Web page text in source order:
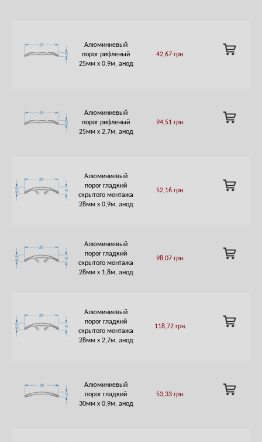
Алюминиевый
порог рифленый
25мм х 0,9м, анод
42,67 грн.
ADD
TO
Алюминиевый
порог рифленый
25мм х 2,7м, анод
94,51 грн.
ADD
TO
Алюминиевый
порог гладкий
скрытого монтажа
28мм х 0,9м, анод
52,16 грн.
ADD
TO
Алюминиевый
порог гладкий
скрытого монтажа
28мм х 1,8м, анод
98,07 грн.
ADD
TO
Алюминиевый
порог гладкий
скрытого монтажа
28мм х 2,7м, анод
118,72 грн.
ADD
TO
Алюминиевый
порог гладкий
30мм х 0,9м, анод
53,33 грн.
ADD
TO